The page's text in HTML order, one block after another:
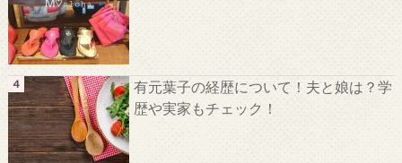
有元葉子の経歴について！夫と娘は？学
歴や実家もチェック！